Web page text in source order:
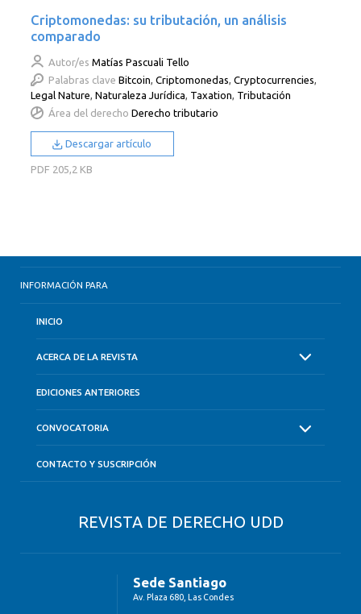
Criptomonedas: su tributación, un análisis
comparado
Autor/es Matías Pascuali Tello
Palabras clave Bitcoin,Criptomonedas,Cryptocurrencies,
Legal Nature,Naturaleza Jurídica, Taxation, Tributación
Área del derecho Derecho tributario
Descargar artículo
PDF 205,2 KB
INFORMACIÓN PARA
INICIO
ACERCA DE LA REVISTA
EDICIONES ANTERIORES
CONVOCATORIA
CONTACTO Y SUSCRIPCIÓN
REVISTA DE DERECHO UDD
Sede Santiago
Av. Plaza 680, Las Condes